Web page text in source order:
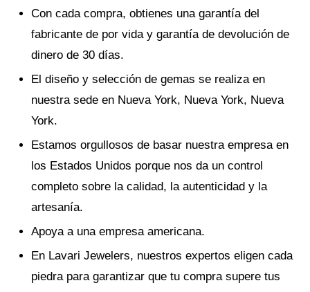
Con cada compra, obtienes una garantía del
fabricante de por vida y garantía de devolución de
dinero de 30 días.
El diseño y selección de gemas se realiza en
nuestra sede en Nueva York, Nueva York, Nueva
York.
Estamos orgullosos de basar nuestra empresa en
los Estados Unidos porque nos da un control
completo sobre la calidad, la autenticidad y la
artesanía.
Apoya a una empresa americana.
En Lavari Jewelers, nuestros expertos eligen cada
piedra para garantizar que tu compra supere tus